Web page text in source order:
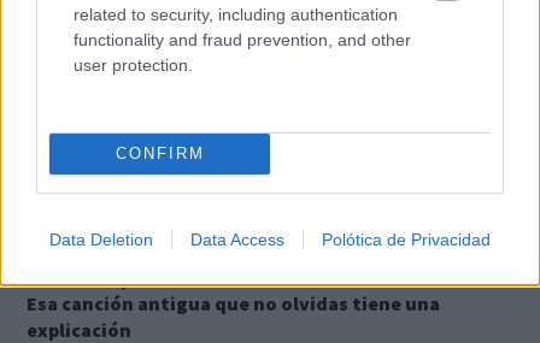
related to security, including authentication
functionality and fraud prevention, and other
user protection.
CONFIRM
Data Deletion Data Access Polótica de Privacidad
Tu memoria y la música
Esa canción antigua que no olvidas tiene una
explicación